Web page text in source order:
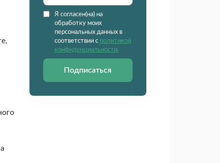
Я согласен(на) на
обработку моих
персональных данных в
соответствии с политикой
конфиденциальности.
Подписаться